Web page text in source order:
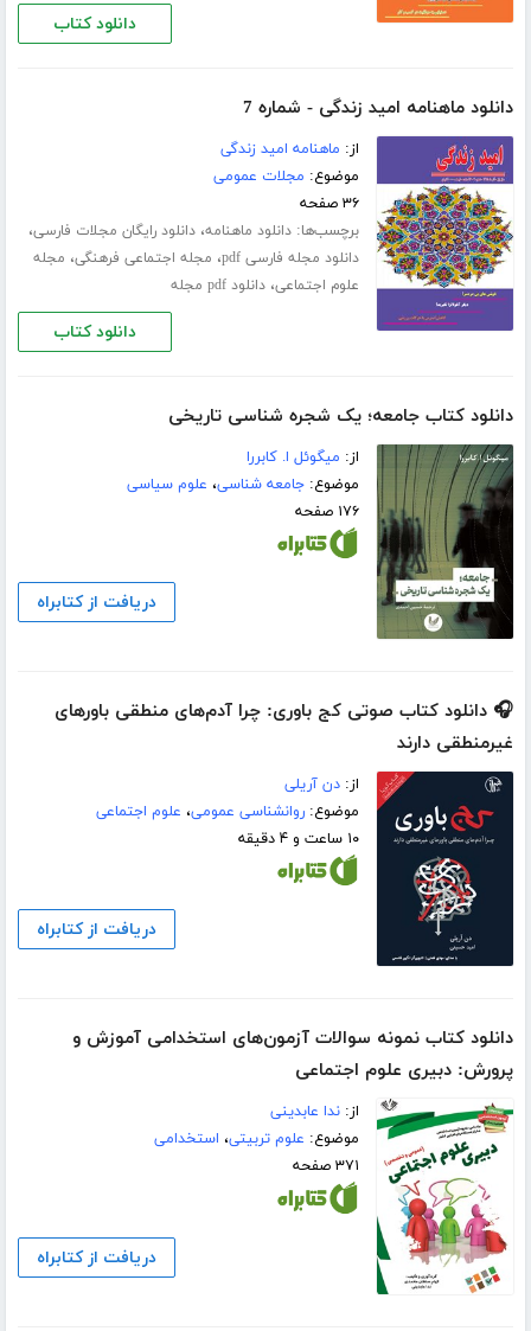
دانلود کتاب
دانلود ماهنامه امید زندگی - شماره 7
از: ماهنامه امید زندگی
موضوع: مجلات عمومی
۳۶ صفحه
برچسب‌ها:دانلود ماهنامه،دانلود رایگان مجلات فارسی،
دانلود مجله فارسی pdf ، مجله اجتماعی فرهنگی، مجله
علوم اجتماعی،دانلود pdf مجله
دانلود کتاب
دانلود کتاب جامعه؛ یک شجره شناسی تاریخی
از: میگوئل ا. کابررا
موضوع:جامعه شناسی، علوم سیاسی
۱۷۶ صفحه
دریافت از کتابراه
🎧 دانلود کتاب صوتی کج باوری: چرا آدم‌های منطقی باورهای
غیرمنطقی دارند
از:دن آریلی
موضوع:روانشناسی عمومی، علوم اجتماعی
۱۰ ساعت و ۴ دقیقه
دریافت از کتابراه
دانلود کتاب نمونه سوالات آزمون‌های استخدامی آموزش و
پرورش: دبیری علوم اجتماعی
از:ندا عابدینی
موضوع: علوم تربیتی، استخدامی
۳۷۱ صفحه
دریافت از کتابراه